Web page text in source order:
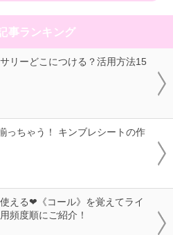
事ランキング
リーどこにつける？活用方法15
っちゃう！ キンブレシートの作
える❤《コール》を覚えてライ
頻度順にご紹介！